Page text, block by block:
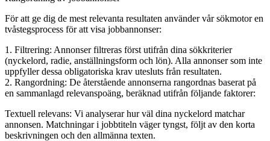
För att ge dig de mest relevanta resultaten använder vår sökmotor en
tvåstegsprocess för att visa jobbannonser:
1. Filtrering: Annonser filtreras först utifrån dina sökkriterier
(nyckelord, radie, anställningsform och lön). Alla annonser som inte
uppfyller dessa obligatoriska krav utesluts från resultaten.
2. Rangordning: De återstående annonserna rangordnas baserat på
en sammanlagd relevanspoäng, beräknad utifrån följande faktorer:
Textuell relevans: Vi analyserar hur väl dina nyckelord matchar
annonsen. Matchningar i jobbtiteln väger tyngst, följt av den korta
beskrivningen och den allmänna texten.